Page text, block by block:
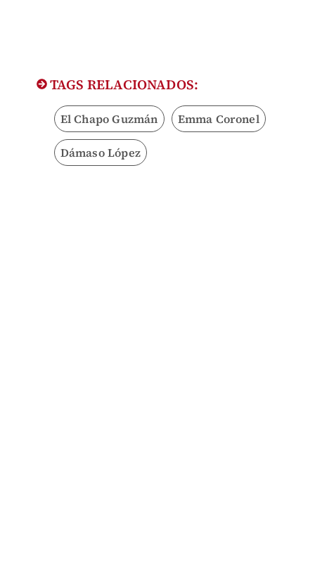
TAGS RELACIONADOS:
El Chapo Guzmán Emma Coronel
Dámaso López